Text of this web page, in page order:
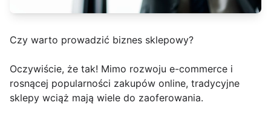
Czy warto prowadzić biznes sklepowy?
Oczywiście, że tak! Mimo rozwoju e-commerce i
rosnącej popularności zakupów online, tradycyjne
sklepy wciąż mają wiele do zaoferowania.